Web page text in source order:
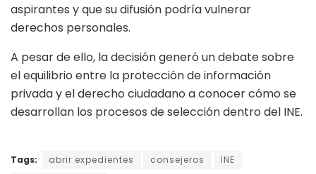
aspirantes y que su difusión podría vulnerar
derechos personales.
A pesar de ello, la decisión generó un debate sobre
el equilibrio entre la protección de información
privada y el derecho ciudadano a conocer cómo se
desarrollan los procesos de selección dentro del INE.
Tags: abrir expedientes consejeros
INE